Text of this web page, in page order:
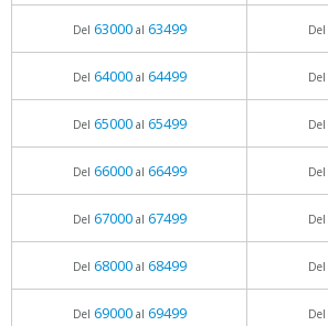
Del 63000al 63499 Del
Del 64000al 64499 Del
Del 65000al 65499 Del
Del 66000al 66499 Del
Del 67000al 67499 Del
Del 68000al 68499 Del
Del 69000al 69499 Del